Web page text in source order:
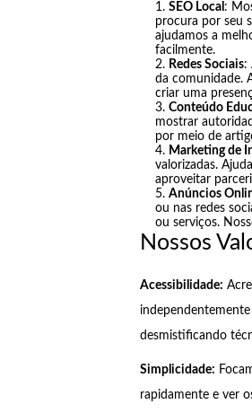
SEO Local :
procura por seu
ajudamos a
facilmente.
Redes Sociais:
da comunidade.
criar uma
Conteúdo
mostrar
por meio de
Marketing de
valorizadas.
aproveitar
Anúncios
ou nas redes
ou serviços.
Nossos
Acessibilidade:
desmistificando
Simplicidade:
rapidamente e ver